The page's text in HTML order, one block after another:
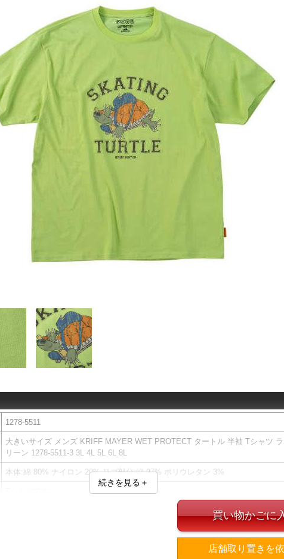
1278-5511
大きいサイズ メンズ KRIFF MAYER WET PROTECT タートル 半袖 Tシャツ
リーン 1278-5511-3 3L 4L 5L 6L 8L
本体:綿 80% ナイロン 20% リブ部分:綿 97% ポリウレタン 3%
汗シミ防止、防汚、吸水速乾、接触冷感加工を施した素材です。
プリント／WET PROTECT／汗染み防止／防汚／接触冷感／吸水速乾
続きを見る＋
買い物かごに
店舗取り置きを